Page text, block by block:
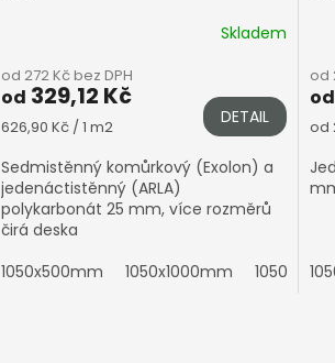
Skladem
od 272 Kč bez DPH
od 329,12 Kč
Měrná
626,90 Kč / 1 m2 DETAIL
Sedmistěnný komůrkový (Exolon) a
jedenáctistěnný (ARLA)
polykarbonát 25 mm, více rozměrů
čirá deska
1050x500mm
1050x1000mm
od
od
od